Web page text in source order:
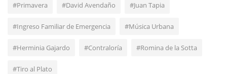
#Primavera #David Avendaño #Juan Tapia
#Ingreso Familiar de Emergencia #Música Urbana
#Herminia Gajardo #Contraloría #Romina de la Sotta
#Tiro al Plato